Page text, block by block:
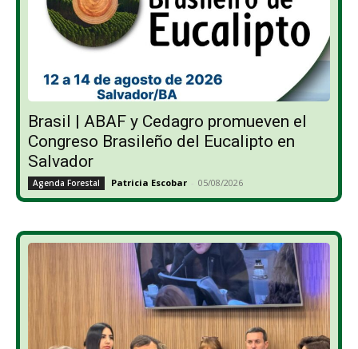
Brasil | ABAF y Cedagro promueven el
Congreso Brasileño del Eucalipto en
Salvador
Agenda Forestal Patricia Escobar - 05/08/2026